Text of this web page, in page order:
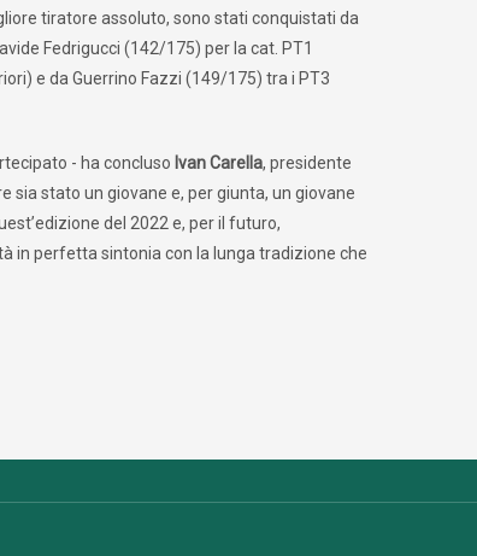
tiratore assoluto, sono stati conquistati da
Fedrigucci (142/175) per la cat. PT1
e da Guerrino Fazzi (149/175) tra i PT3
- ha concluso Ivan Carella, presidente
sia stato un giovane e, per giunta, un giovane
del 2022 e, per il futuro,
in perfetta sintonia con la lunga tradizione che